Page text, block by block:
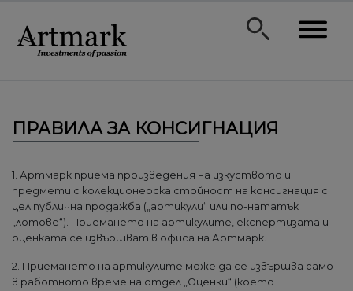
ПРАВИЛА ЗА КОНСИГНАЦИЯ
1. Артмарк приема произведения на изкуството и
предмети с колекционерска стойност на консигнация с
цел публична продажба („артикули“ или по-нататък
„лотове“). Приемането на артикулите, експертизата и
оценката се извършват в офиса на Артмарк.
2. Приемането на артикулите може да се извършва само
в работното време на отдел „Оценки“ (което